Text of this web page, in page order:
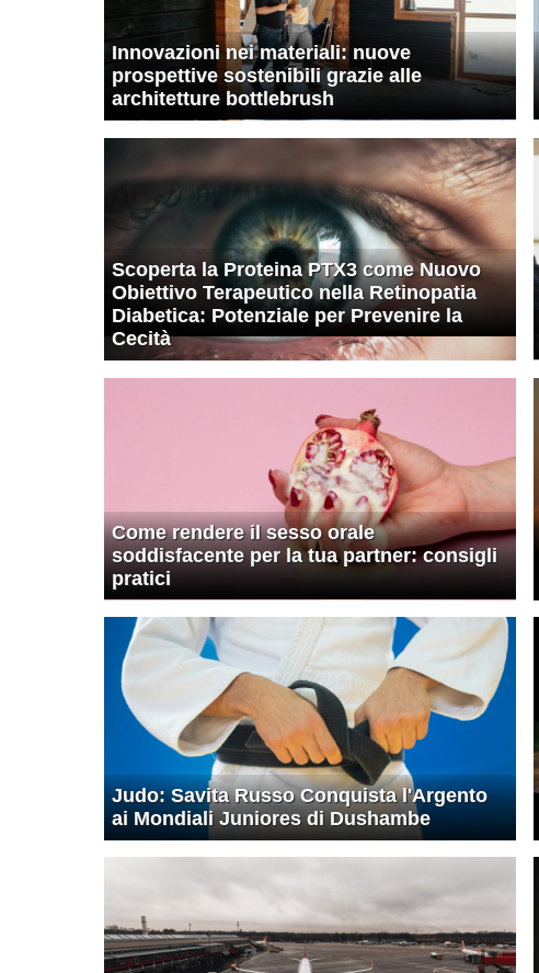
Innovazioni nei materiali: nuove
prospettive sostenibili grazie alle
architetture bottlebrush
Scoperta la Proteina PTX3 come Nuovo
Obiettivo Terapeutico nella Retinopatia
Diabetica: Potenziale per Prevenire la
Cecità
Come rendere il sesso orale
soddisfacente per la tua partner: consigli
pratici
Judo: Savita Russo Conquista l'Argento
ai Mondiali Juniores di Dushambe